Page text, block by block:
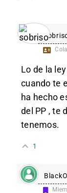
Lo de la
cuando te
ha hecho
del PP , te
tenemos.
1